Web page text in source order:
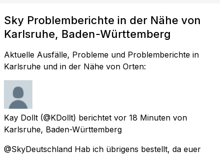
Sky Problemberichte in der Nähe von
Karlsruhe, Baden-Württemberg
Aktuelle Ausfälle, Probleme und Problemberichte in
Karlsruhe und in der Nähe von Orten:
Kay Dollt (@KDollt) berichtet vor 18 Minuten von
Karlsruhe, Baden-Württemberg
@SkyDeutschland Hab ich übrigens bestellt, da euer